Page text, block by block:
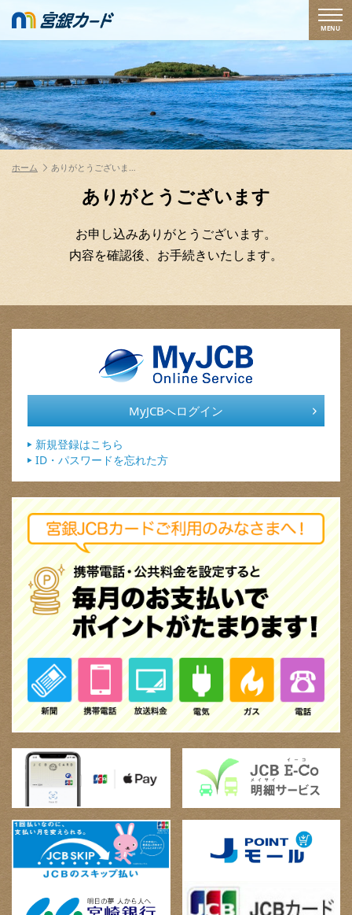
MENU
ホーム ありがとうございま…
ありがとうございます
お申し込みありがとうございます。
内容を確認後、お手続きいたします。
MyJCBへログイン
新規登録はこちら
ID・パスワードを忘れた方